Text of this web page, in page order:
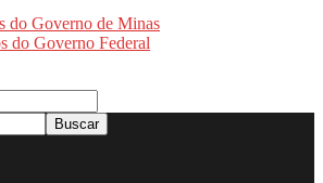
do Governo de Minas
do Governo Federal